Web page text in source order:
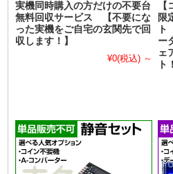
実機同時購入の方だけの不要台
無料回収サービス 【不要にな
った実機をご自宅の玄関先で回
収します！】
¥0(税込) ～
限
ー
ェ
ト！